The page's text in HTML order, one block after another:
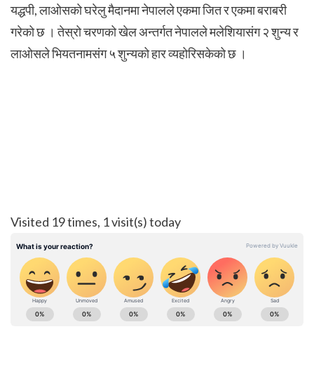
यद्धपी, लाओसको घरेलु मैदानमा नेपालले एकमा जित र एकमा बराबरी
गरेको छ । तेस्रो चरणको खेल अन्तर्गत नेपालले मलेशियासंग २ शुन्य र
लाओसले भियतनामसंग ५ शुन्यको हार व्यहोरिसकेको छ ।
Visited 19 times, 1 visit(s) today